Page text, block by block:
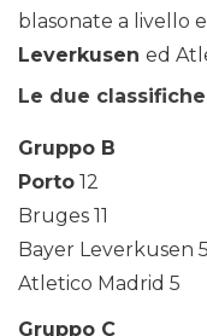
blasonate a livello
Leverkusen ed
Le due
Gruppo B
Porto 12
Bruges 11
Bayer Leverkusen 5
Atletico Madrid 5
Gruppo C